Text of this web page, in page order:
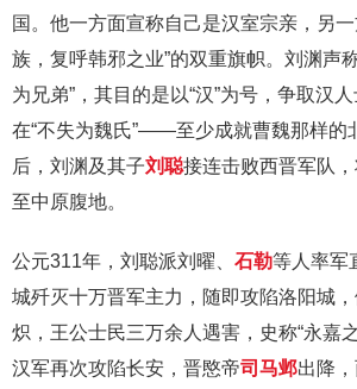
国。他一方面宣称自己是汉室宗亲，另
族，复呼韩邪之业”的双重旗帜。刘渊声
为兄弟”，其目的是以“汉”为号，争取汉
在“不失为魏氏”——至少成就曹魏那样的
后，刘渊及其子刘聪接连击败西晋军队
至中原腹地。
公元311年，刘聪派刘曜、 石勒等人率军
城歼灭十万晋军主力，随即攻陷洛阳城
炽，王公士民三万余人遇害，史称“永嘉
汉军再次攻陷长安，晋愍帝司马邺出降